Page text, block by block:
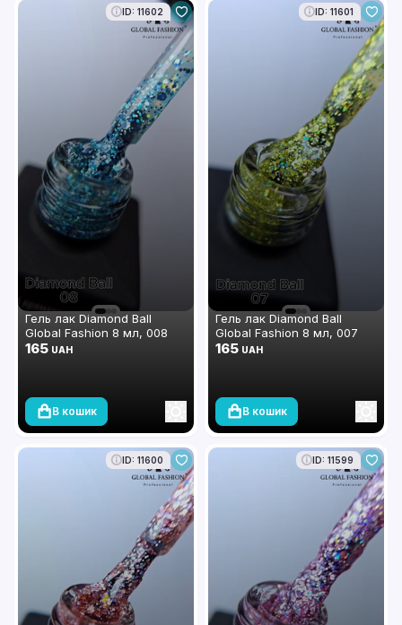
ID: 11602
Гель лак Diamond Ball
Global Fashion 8 мл, 008
165 UAH
В кошик
ID: 11601
Гель лак Diamond Ball
Global Fashion 8 мл, 007
165 UAH
В кошик
ID: 11600 ID: 11599